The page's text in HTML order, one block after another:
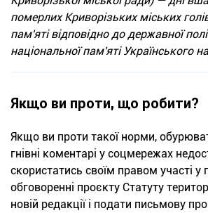
померлих Криворізьких міських
пам'яті відповідно до державної
національної пам'яті Українського
Якщо ви проти, що робити?
Якщо ви проти такої норми,
гнівні коментарі у соцмережах
скористатись своїм правом участі
обговоренні проєкту Статуту
новій редакції і подати письмову